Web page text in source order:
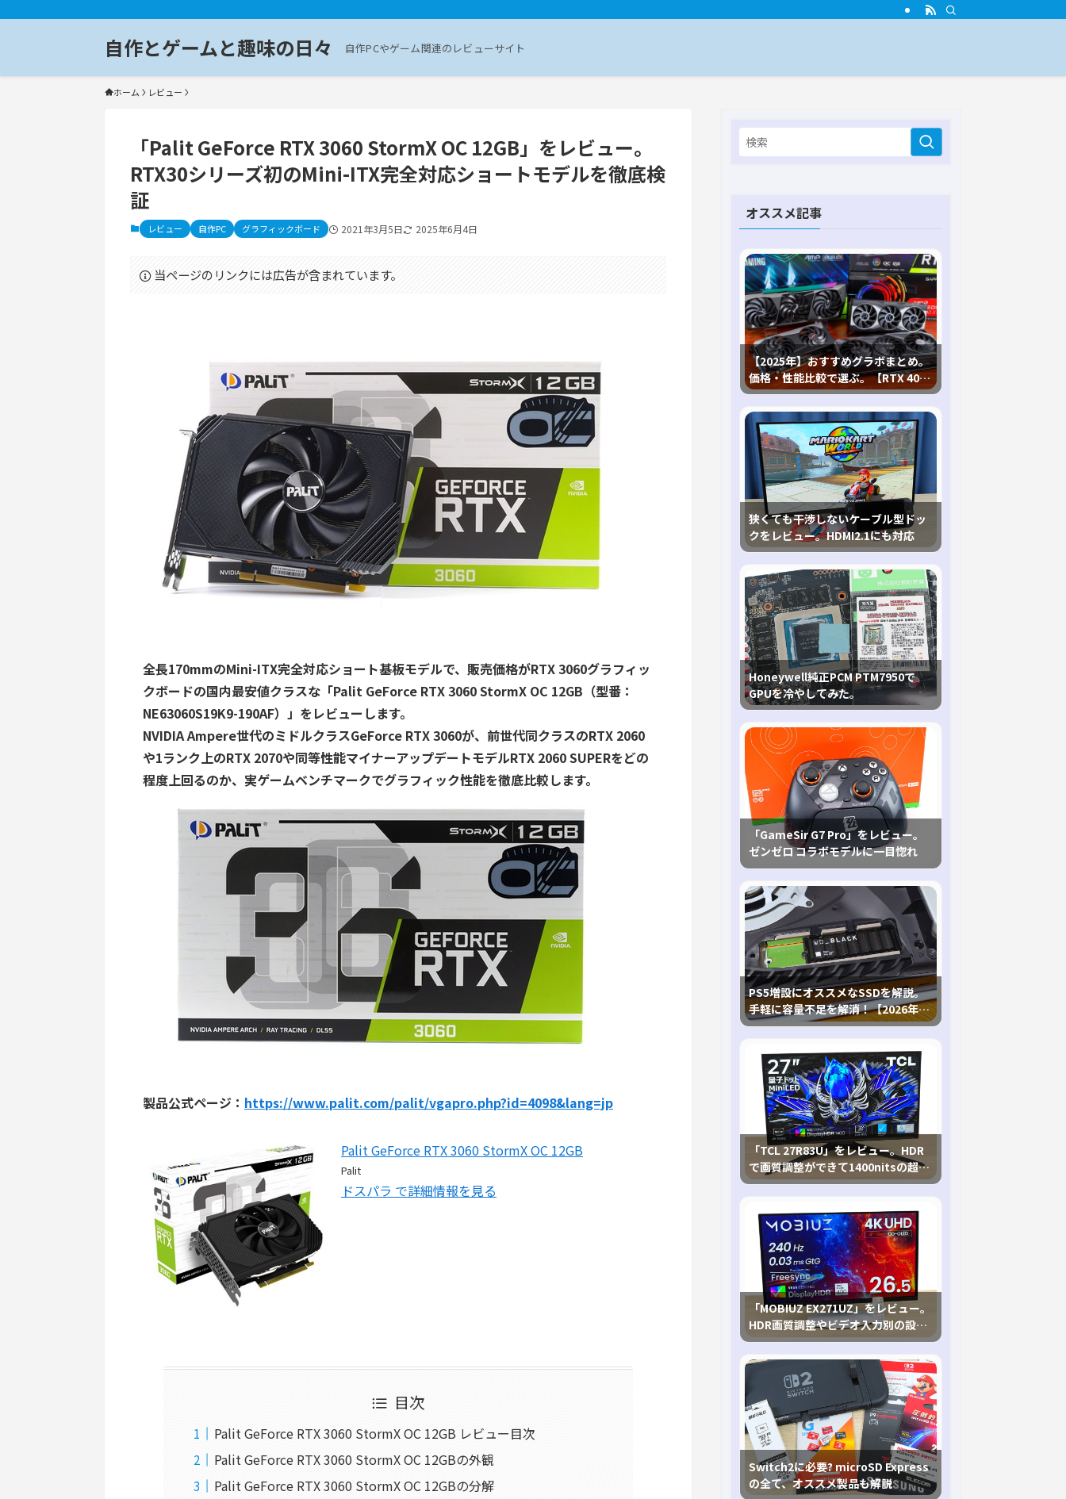
自作とゲームと趣味の日々 自作PCやゲーム関連のレビューサイト
ホーム レビュー
「Palit GeForce RTX 3060 StormX OC 12GB」をレビュー。
RTX30シリーズ初のMini-ITX完全対応ショートモデルを徹底検
証
レビュー 自作PC グラフィックボード 2021年3月5日 2025年6月4日
当ページのリンクには広告が含まれています。
全長170mmのMini-ITX完全対応ショート基板モデルで、販売価格がRTX 3060グラフィッ
クボードの国内最安値クラスな 「Palit GeForce RTX 3060 StormX OC 12GB（型番：
NE63060S19K9-190AF）」 をレビューします。
NVIDIA Ampere世代のミドルクラスGeForce RTX 3060が、前世代同クラスのRTX 2060
や1ランク上のRTX 2070や同等性能マイナーアップデートモデルRTX 2060 SUPERをどの
程度上回るのか、実ゲームベンチマークでグラフィック性能を徹底比較します。
製品公式ページ： https://www.palit.com/palit/vgapro.php?id=4098&lang=jp
Palit GeForce RTX 3060 StormX OC 12GB
Palit
ドスパラ で詳細情報を見る
目次
Palit GeForce RTX 3060 StormX OC 12GB レビュー目次
Palit GeForce RTX 3060 StormX OC 12GBの外観
Palit GeForce RTX 3060 StormX OC 12GBの分解
オススメ記事
【2025年】おすすめグラボまとめ。
価格・性能比較で選ぶ。【RTX 40,
RX 7000各種に対応】
狭くても干渉しないケーブル型ドッ
クをレビュー。HDMI2.1にも対応
Honeywell純正PCM PTM7950で
GPUを冷やしてみた。
「GameSir G7 Pro」をレビュー。
ゼンゼロ コラボモデルに一目惚れ
PS5増設にオススメなSSDを解説。
手軽に容量不足を解消！【2026年最
新、PS5 Proにも対応】
「TCL 27R83U」をレビュー。HDR
で画質調整ができて1400nitsの超高
輝度も発揮！
「MOBIUZ EX271UZ」をレビュー。
HDR画質調整やビデオ入力別の設定
が可能な4K有機ELゲーミングモニタ
を徹底検証
Switch2に必要? microSD Express
の全て、オススメ製品も解説